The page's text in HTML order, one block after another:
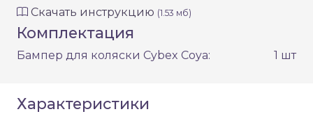
Скачать инструкцию (1.53 мб)
Комплектация
Бампер для коляски Cybex Coya: 1 шт
Характеристики